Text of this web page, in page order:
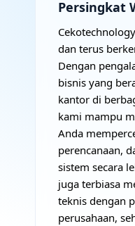
Persingkat
dan terus
Dengan
bisnis yang
kantor di
kami mampu
Anda
perencanaan,
sistem secara
juga terbiasa
teknis dengan
perusahaan,